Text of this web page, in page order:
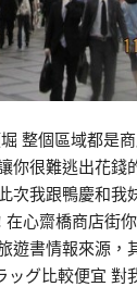
整個區域都是
你很難逃出花錢
次我跟鴨慶和我
在心齋橋商店街
遊書情報來源，
ッグ比較便宜 對